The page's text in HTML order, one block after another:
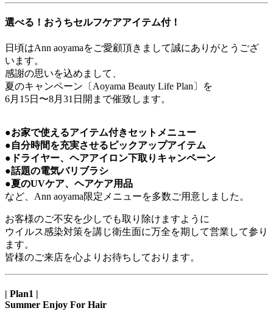
選べる！おうちセルフケアアイテム付！
日頃はAnn aoyamaをご愛顧頂きまして誠にありがとうござ
います。
感謝の思いを込めまして、
夏のキャンペーン〔Aoyama Beauty Life Plan〕を
6月15日〜8月31日開まで催致します。
●お家で使えるアイテム付きセットメニュー
●自分時間を充実させるピックアップアイテム
●ドライヤー、ヘアアイロン下取りキャンペーン
●話題の電気バリブラシ
●夏のUVケア、ヘアケア用品
など、Ann aoyama限定メニューを多数ご用意しました。
お客様のご不安を少しでも取り除けますように
ウイルス感染対策を講じ衛生面に万全を期して営業して参り
ます。
皆様のご来店を心よりお待ちしております。
| Plan1 |
Summer Enjoy For Hair